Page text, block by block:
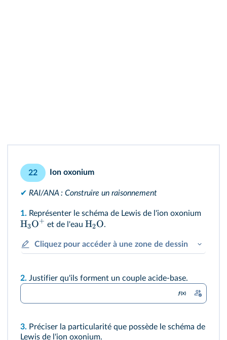
22 Ion oxonium
✔ RAI/ANA : Construire un raisonnement
1. Représenter le schéma de Lewis de l'ion oxonium
H3O+ et de l'eau H2O.
Cliquez pour accéder à une zone de dessin
2. Justifier qu'ils forment un couple acide-base.
3. Préciser la particularité que possède le schéma de
Lewis de l'ion oxonium.